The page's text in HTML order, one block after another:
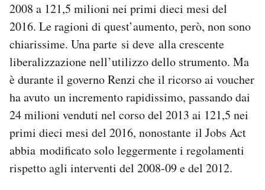
2008 a 121,5 milioni nei primi dieci mesi del
2016. Le ragioni di quest’aumento, però, non sono
chiarissime. Una parte si deve alla crescente
liberalizzazione nell’utilizzo dello strumento. Ma
è durante il governo Renzi che il ricorso ai voucher
ha avuto un incremento rapidissimo, passando dai
24 milioni venduti nel corso del 2013 ai 121,5 nei
primi dieci mesi del 2016, nonostante il Jobs Act
abbia modificato solo leggermente i regolamenti
rispetto agli interventi del 2008-09 e del 2012.